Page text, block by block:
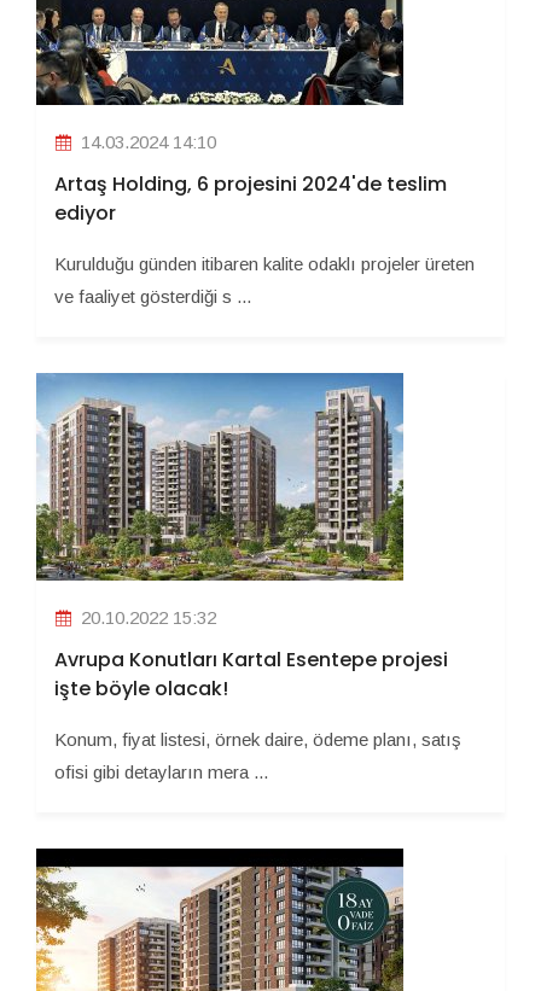
14.03.2024 14:10
Artaş Holding, 6 projesini 2024'de teslim
ediyor
Kurulduğu günden itibaren kalite odaklı projeler üreten
ve faaliyet gösterdiği s ...
20.10.2022 15:32
Avrupa Konutları Kartal Esentepe projesi
işte böyle olacak!
Konum, fiyat listesi, örnek daire, ödeme planı, satış
ofisi gibi detayların mera ...